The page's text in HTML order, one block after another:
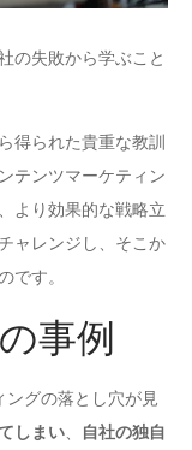
の失敗から学ぶこと
得られた貴重な教訓
テンツマーケティン
より効果的な戦略立
ャレンジし、そこか
です。
事例
ングの落とし穴が見
しまい、
自社の独自